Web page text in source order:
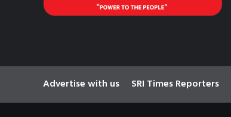
Advertise with us SRI Times Reporters